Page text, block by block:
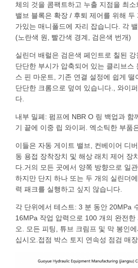
체의 것을 콤팩트하고 누출 지점을 최
밸브 블록은 확장 / 후퇴 제어를 위해 두
가있는 매니폴드에 자리 잡습니다. 각
(노란색 원, 빨간색 경계, 검은색 번개)
실린더 배럴은 검은색 페인트로 칠된
단단한 부시가 압축되어 있는 클리브스
스 핀 마운트, 기존 연결 설정에 쉽게 떨
단단한 크롬으로 덮여 있습니다., 와이
다.
내부 밀폐: 펌프에 NBR O 링 백업과 함
기 끝에 이중 립 와이퍼. 엑소틱한 부품
이들은 자동 게이트 밸브, 컨베이어 디
동 용접 장착장치 및 해상 래치 제어 장
다.거의 모든 곳에서 양쪽 방향으로 일
하지만 단지 하나 또는 두 개의 실린더
력 패크를 실행하고 싶지 않습니다.
각 단위에서 테스트: 3 분 동안 20MPa
16MPa 작업 압력으로 100 개의 완전한
오. 모든 피팅, 튜브 크림프 및 막 봉인
십시오.접점 박스 토지 연속성 점검 매